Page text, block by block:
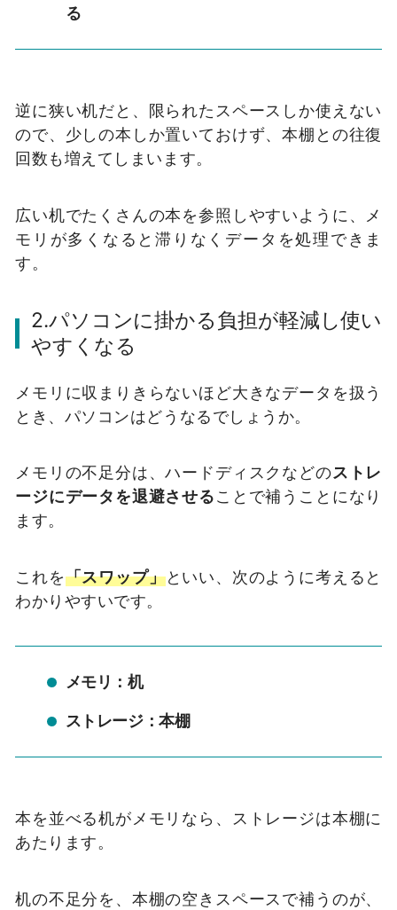
る
逆に狭い机だと、限られたスペースしか使えない
ので、少しの本しか置いておけず、本棚との往復
回数も増えてしまいます。
広い机でたくさんの本を参照しやすいように、メ
モリが多くなると滞りなくデータを処理できま
す。
2.パソコンに掛かる負担が軽減し使い
やすくなる
メモリに収まりきらないほど大きなデータを扱う
とき、パソコンはどうなるでしょうか。
メモリの不足分は、ハードディスクなどのストレ
ージにデータを退避させることで補うことになり
ます。
これを「スワップ」といい、次のように考えると
わかりやすいです。
メモリ：机
ストレージ：本棚
本を並べる机がメモリなら、ストレージは本棚に
あたります。
机の不足分を、本棚の空きスペースで補うのが、